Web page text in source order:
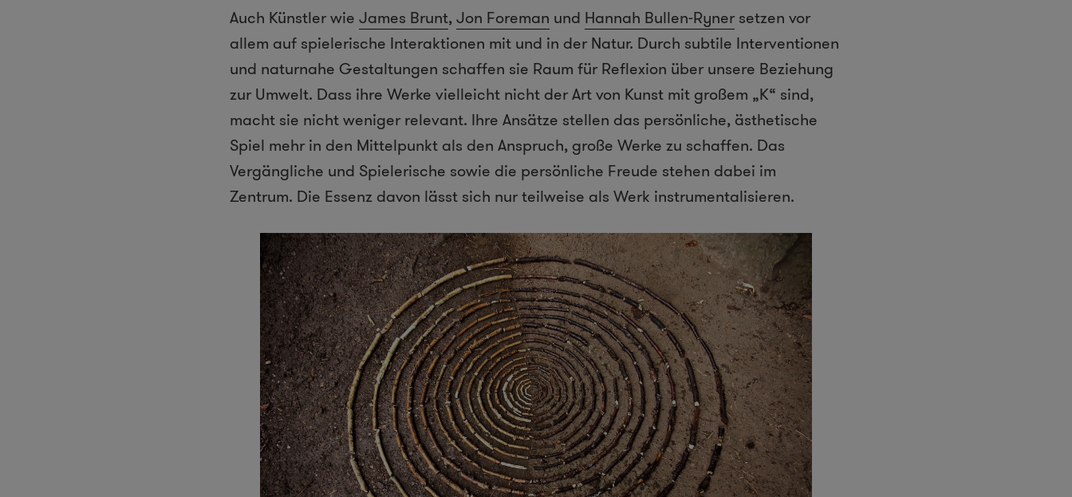
Auch Künstler wie James Brunt,Jon Foreman und Hannah Bullen-Ryner setzen vor
allem auf spielerische Interaktionen mit und in der Natur. Durch subtile Interventionen
und naturnahe Gestaltungen schaffen sie Raum für Reflexion über unsere Beziehung
zur Umwelt. Dass ihre Werke vielleicht nicht der Art von Kunst mit großem „K“ sind,
macht sie nicht weniger relevant. Ihre Ansätze stellen das persönliche, ästhetische
Spiel mehr in den Mittelpunkt als den Anspruch, große Werke zu schaffen. Das
Vergängliche und Spielerische sowie die persönliche Freude stehen dabei im
Zentrum. Die Essenz davon lässt sich nur teilweise als Werk instrumentalisieren.